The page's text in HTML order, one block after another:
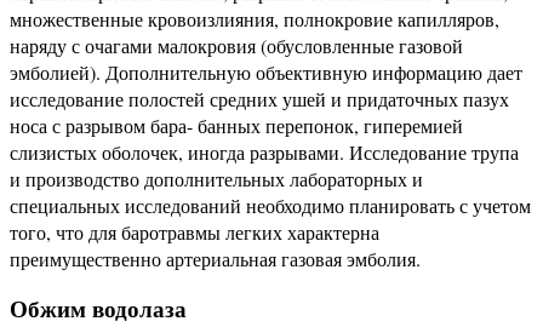
множественные кровоизлияния, полнокровие капилляров,
наряду с очагами малокровия (обусловленные газовой
эмболией). Дополнительную объективную информацию дает
исследование полостей средних ушей и придаточных пазух
носа с разрывом бара- банных перепонок, гиперемией
слизистых оболочек, иногда разрывами. Исследование трупа
и производство дополнительных лабораторных и
специальных исследований необходимо планировать с учетом
того, что для баротравмы легких характерна
преимущественно артериальная газовая эмболия.
Обжим водолаза